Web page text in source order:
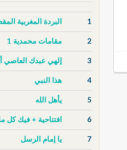
1 البردة المغربية
2 مقامات محمدية 1
3 إلهي عبدك العاصي
4 هذا النبي
5 يأهل الله
6 افتتاحية + فيك كل
7 يا إمام الرسل